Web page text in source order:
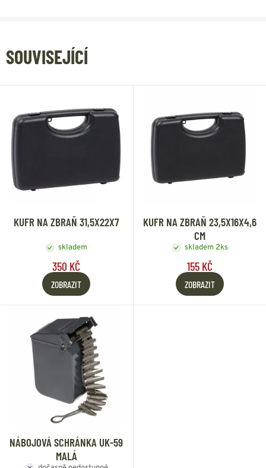
SOUVISEJÍCÍ
KUFR NA ZBRAŇ 31,5X22X7
skladem
350 KČ
ZOBRAZIT
KUFR NA ZBRAŇ 23,5X16X4,6
CM
skladem 2ks
155 KČ
ZOBRAZIT
NÁBOJOVÁ SCHRÁNKA UK-59
MALÁ